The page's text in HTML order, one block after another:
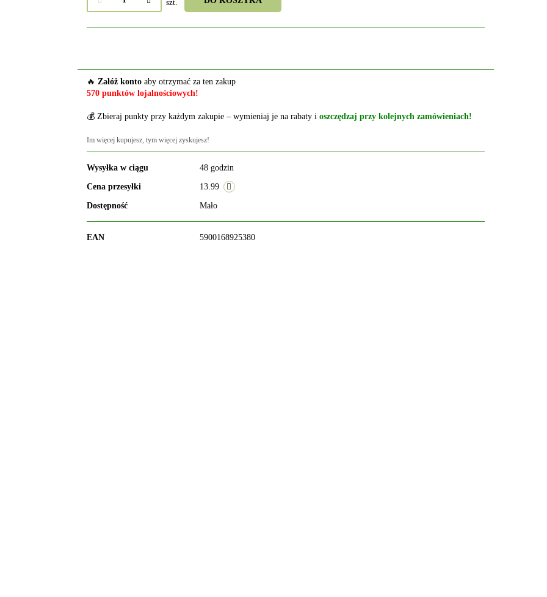
szt.
🔥 Załóż kontoaby otrzymać za ten zakup
570 punktów lojalnościowych!
💰 Zbieraj punkty przy każdym zakupie – wymieniaj je na rabaty i oszczędzaj przy kolejnych zamówieniach!
Im więcej kupujesz, tym więcej zyskujesz!
Wysyłka w ciągu 48 godzin
Cena przesyłki 13.99
Dostępność Mało
EAN 5900168925380